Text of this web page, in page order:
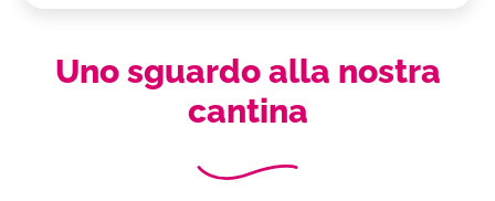
Uno sguardo alla nostra
cantina